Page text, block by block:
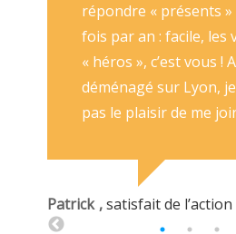
répondre « présents
fois par an : facile, les
« héros », c’est vous !
déménagé sur Lyon,
pas le plaisir de me
Patrick ,satisfait de l’action